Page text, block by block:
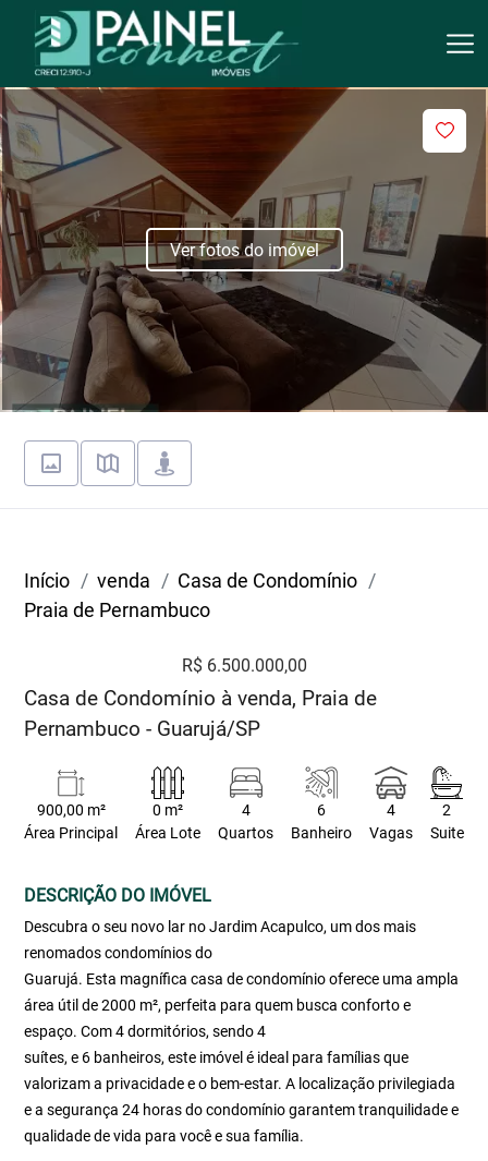
Ver fotos do imóvel
Início venda
Casa de Condomínio
Praia de Pernambuco
R$ 6.500.000,00
Casa de Condomínio à venda, Praia de
Pernambuco - Guarujá/SP
900,00 m²
Área Principal
0 m²
Área Lote
4
Quartos
6
Banheiro
4
Vagas
2
Suite
DESCRIÇÃO DO IMÓVEL
Descubra o seu novo lar no Jardim Acapulco, um dos mais
renomados condomínios do
Guarujá. Esta magnífica casa de condomínio oferece uma ampla
área útil de 2000 m², perfeita para quem busca conforto e
espaço. Com 4 dormitórios, sendo 4
suítes, e 6 banheiros, este imóvel é ideal para famílias que
valorizam a privacidade e o bem-estar. A localização privilegiada
e a segurança 24 horas do condomínio garantem tranquilidade e
qualidade de vida para você e sua família.